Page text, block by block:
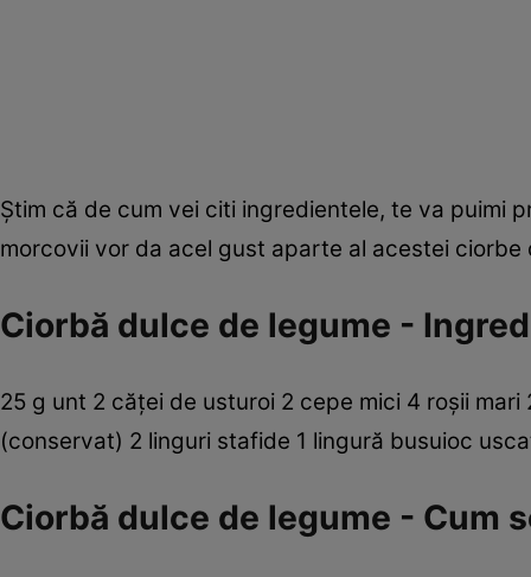
Ştim că de cum vei citi ingredientele, te va puimi
morcovii vor da acel gust aparte al acestei
Ciorbă dulce de legume -
25 g unt 2 căţei de usturoi 2 cepe mici 4 roşii
(conservat) 2 linguri stafide 1 lingură busuioc
Ciorbă dulce de legume - Cum